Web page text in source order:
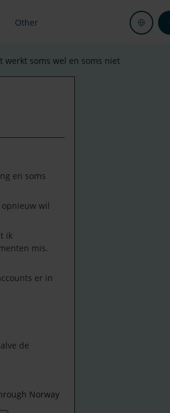
Other
werkt soms wel en soms niet
en soms
wil
ik
mis.
er in
de
Norway